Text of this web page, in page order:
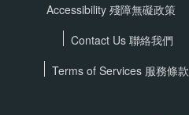
Accessibility 殘障無礙政策
Contact Us 聯絡我們
Terms of Services 服務條款